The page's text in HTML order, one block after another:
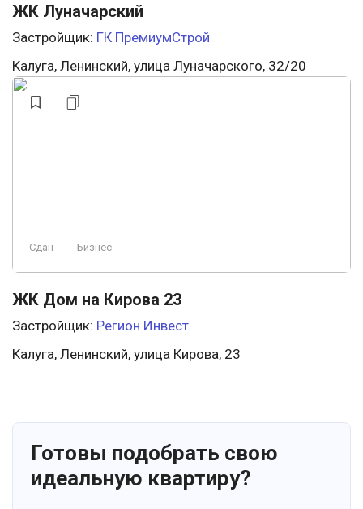
ЖК Луначарский
Застройщик: ГК ПремиумСтрой
Калуга, Ленинский, улица Луначарского, 32/20
Сдан Бизнес
ЖК Дом на Кирова 23
Застройщик: Регион Инвест
Калуга, Ленинский, улица Кирова, 23
Готовы подобрать свою
идеальную квартиру?